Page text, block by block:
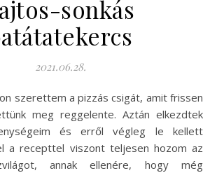
sonkás
2021.06.28.
meg reggelente. Aztán elkezdtek
és erről végleg le kellett
a recepttel viszont teljesen hozom az
annak ellenére, hogy még